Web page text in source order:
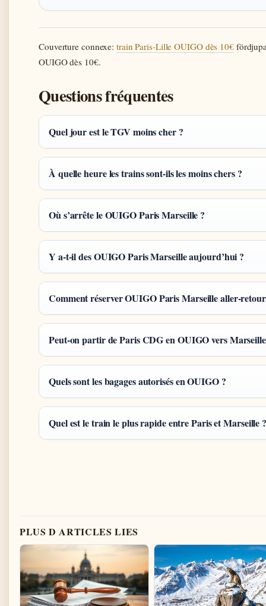
Couverture connexe:train Paris-Lille OUIGO dès 10€
OUIGO dès 10€.
Questions fréquentes
Quel jour est le TGV moins cher ?
À quelle heure les trains sont-ils les moins chers ?
Où s’arrête le OUIGO Paris Marseille ?
Y a-t-il des OUIGO Paris Marseille aujourd’hui ?
Comment réserver OUIGO Paris Marseille aller-
Peut-on partir de Paris CDG en OUIGO vers
Quels sont les bagages autorisés en OUIGO ?
Quel est le train le plus rapide entre Paris et Marseille
PLUS D ARTICLES LIES